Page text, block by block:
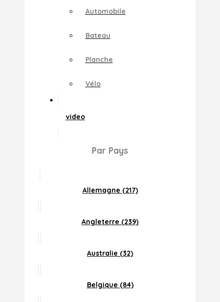
Automobile
Bateau
Planche
Vélo
video
Par Pays
Allemagne (217)
Angleterre (239)
Australie (32)
Belgique (84)